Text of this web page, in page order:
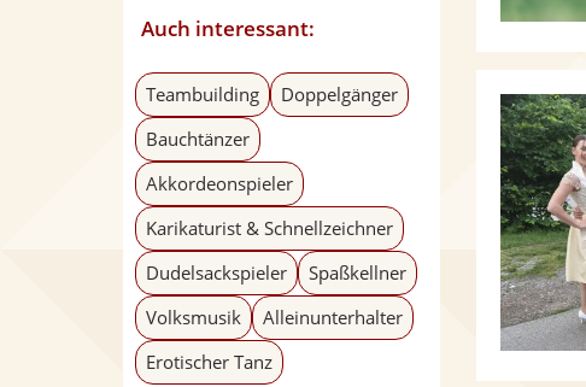
Auch interessant:
Teambuilding
Doppelgänger
Bauchtänzer
Akkordeonspieler
Karikaturist & Schnellzeichner
Dudelsackspieler
Spaßkellner
Volksmusik
Alleinunterhalter
Erotischer Tanz